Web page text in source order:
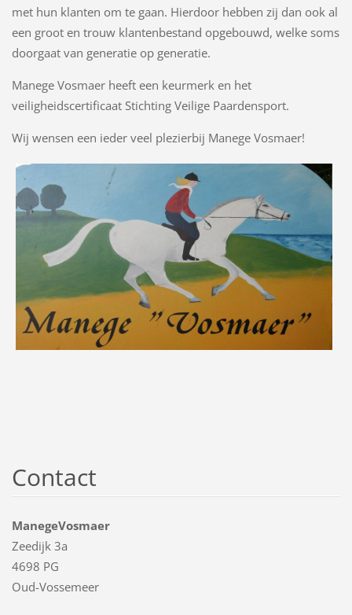
met hun klanten om te gaan. Hierdoor hebben zij dan ook al
een groot en trouw klantenbestand opgebouwd, welke soms
doorgaat van generatie op generatie.
Manege Vosmaer heeft een keurmerk en het
veiligheidscertificaat Stichting Veilige Paardensport.
Wij wensen een ieder veel plezierbij Manege Vosmaer!
Contact
ManegeVosmaer
Zeedijk 3a
4698 PG
Oud-Vossemeer